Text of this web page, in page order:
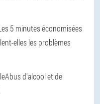
5 minutes économisées
elles les problèmes
d'alcool et de